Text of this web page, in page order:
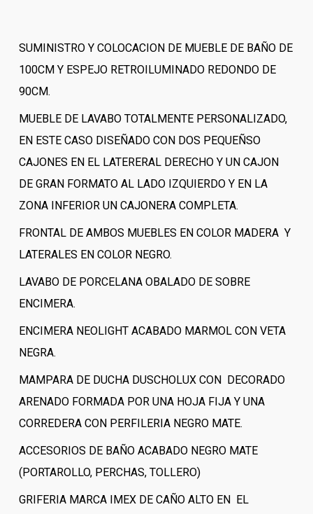
SUMINISTRO Y COLOCACION DE MUEBLE DE BAÑO DE
100CM Y ESPEJO RETROILUMINADO REDONDO DE
90CM.
MUEBLE DE LAVABO TOTALMENTE PERSONALIZADO,
EN ESTE CASO DISEÑADO CON DOS PEQUEÑSO
CAJONES EN EL LATERERAL DERECHO Y UN CAJON
DE GRAN FORMATO AL LADO IZQUIERDO Y EN LA
ZONA INFERIOR UN CAJONERA COMPLETA.
FRONTAL DE AMBOS MUEBLES EN COLOR MADERA Y
LATERALES EN COLOR NEGRO.
LAVABO DE PORCELANA OBALADO DE SOBRE
ENCIMERA.
ENCIMERA NEOLIGHT ACABADO MARMOL CON VETA
NEGRA.
MAMPARA DE DUCHA DUSCHOLUX CON DECORADO
ARENADO FORMADA POR UNA HOJA FIJA Y UNA
CORREDERA CON PERFILERIA NEGRO MATE.
ACCESORIOS DE BAÑO ACABADO NEGRO MATE
(PORTAROLLO, PERCHAS, TOLLERO)
GRIFERIA MARCA IMEX DE CAÑO ALTO EN EL